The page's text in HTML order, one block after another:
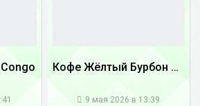
Кофе Жёлтый Бурбон Бразилия
9 мая 2026 в 13:39